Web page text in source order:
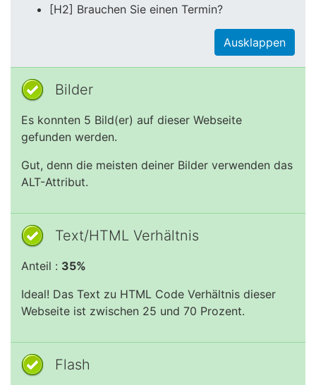
[H2] Brauchen Sie einen Termin?
Ausklappen
Bilder
Es konnten 5 Bild(er) auf dieser Webseite
gefunden werden.
Gut, denn die meisten deiner Bilder verwenden das
ALT-Attribut.
Text/HTML Verhältnis
Anteil : 35%
Ideal! Das Text zu HTML Code Verhältnis dieser
Webseite ist zwischen 25 und 70 Prozent.
Flash